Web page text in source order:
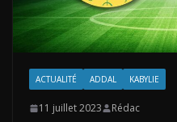
ACTUALITÉ ADDAL KABYLIE
11 juillet 2023 Rédac